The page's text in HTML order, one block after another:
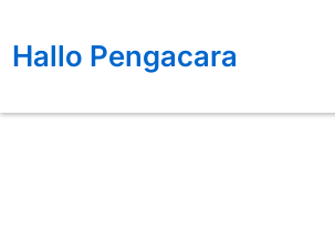
konten
Hallo Pengacara